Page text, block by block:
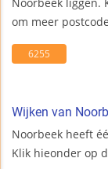
Noorbeek liggen.
om meer
6255
Wijken van
Noorbeek heeft
Klik hieonder op